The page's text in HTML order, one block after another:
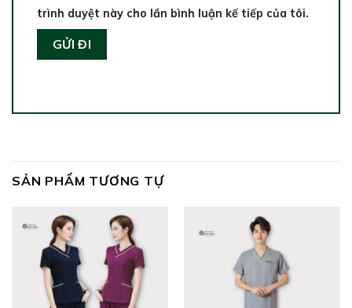
trình duyệt này cho lần bình luận kế tiếp của tôi.
SẢN PHẨM TƯƠNG TỰ